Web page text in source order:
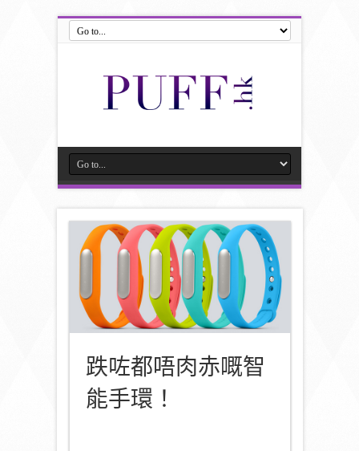
跌咗都唔肉赤嘅智
能手環！